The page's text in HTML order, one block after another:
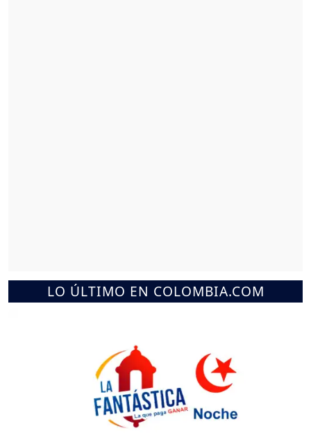
LO ÚLTIMO EN COLOMBIA.COM